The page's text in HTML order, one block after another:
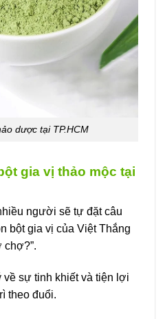
dược tại TP.HCM
gia vị thảo mộc tại
người sẽ tự đặt câu
bột gia vị của Việt Thắng
chợ?”.
sự tinh khiết và tiện lợi
theo đuổi.